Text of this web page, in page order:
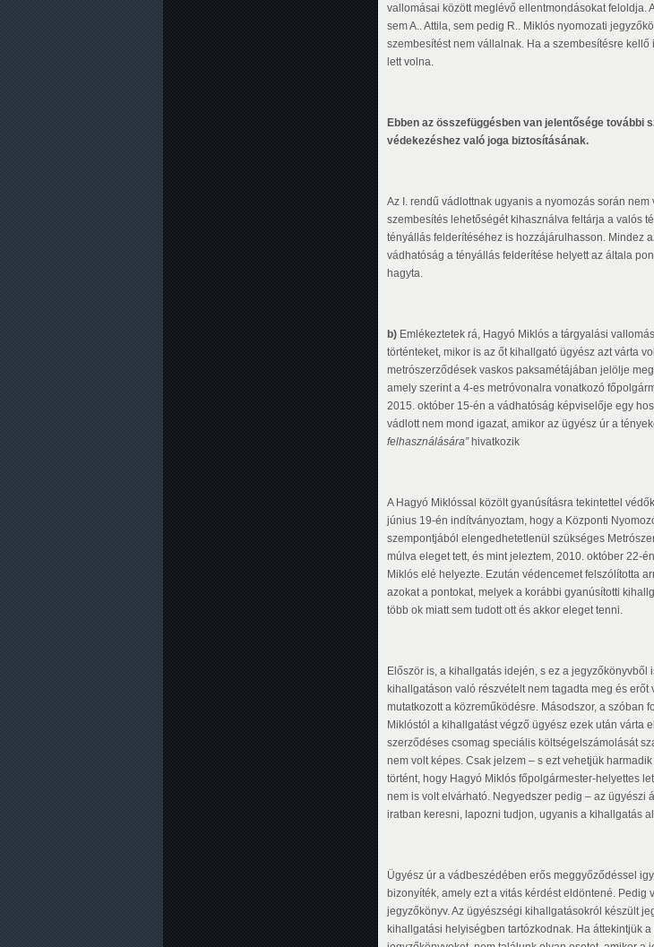
vallomásai között meglévő ellentmondásokat feloldja.
sem A.. Attila, sem pedig R.. Miklós nyomozati
szembesítést nem vállalnak. Ha a szembesítésre
lett volna.
Ebben az összefüggésben van jelentősége további
védekezéshez való joga biztosításának.
Az I. rendű vádlottnak ugyanis a nyomozás során
szembesítés lehetőségét kihasználva feltárja a valós
tényállás felderítéséhez is hozzájárulhasson. Mindez
vádhatóság a tényállás felderítése helyett az általa
hagyta.
b) Emlékeztetek rá, Hagyó Miklós a tárgyalási
történteket, mikor is az őt kihallgató ügyész azt várta
metrószerződések vaskos paksamétájában jelölje
amely szerint a 4-es metróvonalra vonatkozó
2015. október 15-én a vádhatóság képviselője egy
vádlott nem mond igazat, amikor az ügyész úr a
felhasználására”hivatkozik
A Hagyó Miklóssal közölt gyanúsításra tekintettel
június 19-én indítványoztam, hogy a Központi
szempontjából elengedhetetlenül szükséges
múlva eleget tett, és mint jeleztem, 2010. október 22-
Miklós elé helyezte. Ezután védencemet felszólította
azokat a pontokat, melyek a korábbi gyanúsítotti
több ok miatt sem tudott ott és akkor eleget tenni.
Először is, a kihallgatás idején, s ez a
kihallgatáson való részvételt nem tagadta meg és
mutatkozott a közreműködésre. Másodszor, a szóban
Miklóstól a kihallgatást végző ügyész ezek után várta
szerződéses csomag speciális költségelszámolását
nem volt képes. Csak jelzem – s ezt vehetjük
történt, hogy Hagyó Miklós főpolgármester-helyettes
nem is volt elvárható. Negyedszer pedig – az
iratban keresni, lapozni tudjon, ugyanis a kihallgatás
Ügyész úr a vádbeszédében erős meggyőződéssel
bizonyíték, amely ezt a vitás kérdést eldöntené.
jegyzőkönyv. Az ügyészségi kihallgatásokról készült
kihallgatási helyiségben tartózkodnak. Ha áttekintjük